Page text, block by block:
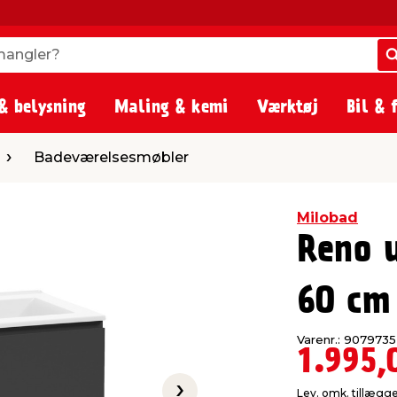
belysning Maling & kemi Værktøj Bil &
Badeværelsesmøbler
Milobad
Reno
60
Varenr.: 9079735
Lev. omk.